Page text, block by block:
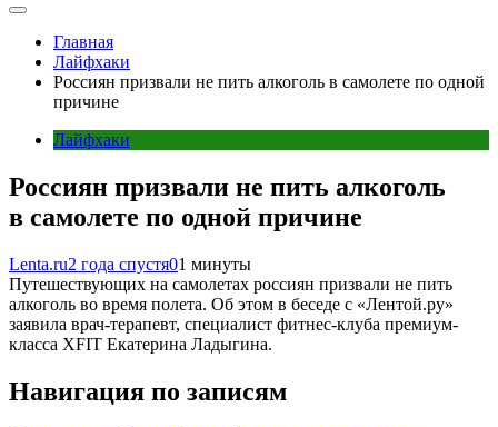
Главная
Лайфхаки
Россиян призвали не пить алкоголь в самолете по одной
причине
Лайфхаки
Россиян призвали не пить алкоголь
в самолете по одной причине
Lenta.ru2 года спустя01 минуты
Путешествующих на самолетах россиян призвали не пить
алкоголь во время полета. Об этом в беседе с «Лентой.ру»
заявила врач-терапевт, специалист фитнес-клуба премиум-
класса XFIT Екатерина Ладыгина.
Навигация по записям